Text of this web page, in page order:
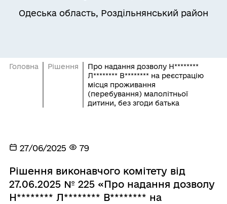
Одеська область, Роздільнянський район
Головна Рішення
Про надання дозволу Н********
Л******** В******** на реєстрацію
місця проживання
(перебування) малолітньої
дитини, без згоди батька
27/06/2025 79
Рішення виконавчого комітету від
27.06.2025 № 225 «Про надання дозволу
Н******** Л******** В******** на